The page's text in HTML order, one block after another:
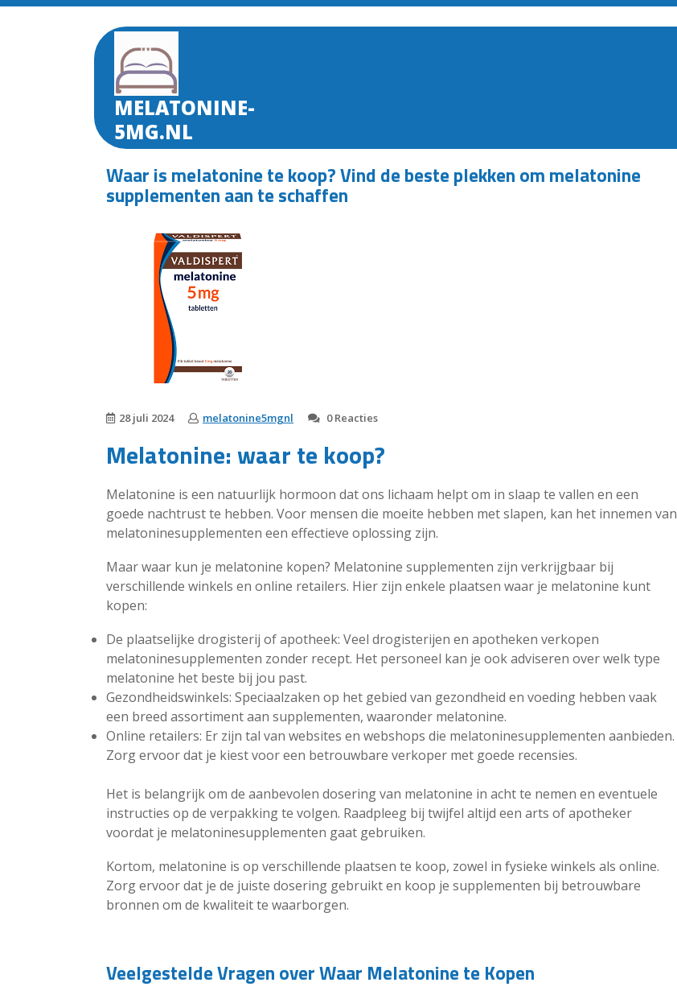
Skip
MELATONINE-
5MG.NL
Waar is melatonine te koop? Vind de beste plekken om melatonine
supplementen aan te schaffen
28 juli 2024 melatonine5mgnl 0 Reacties
Melatonine: waar te koop?
Melatonine is een natuurlijk hormoon dat ons lichaam helpt om in slaap te vallen en een
goede nachtrust te hebben. Voor mensen die moeite hebben met slapen, kan het innemen van
melatoninesupplementen een effectieve oplossing zijn.
Maar waar kun je melatonine kopen? Melatonine supplementen zijn verkrijgbaar bij
verschillende winkels en online retailers. Hier zijn enkele plaatsen waar je melatonine kunt
kopen:
De plaatselijke drogisterij of apotheek: Veel drogisterijen en apotheken verkopen
melatoninesupplementen zonder recept. Het personeel kan je ook adviseren over welk type
melatonine het beste bij jou past.
Gezondheidswinkels: Speciaalzaken op het gebied van gezondheid en voeding hebben vaak
een breed assortiment aan supplementen, waaronder melatonine.
Online retailers: Er zijn tal van websites en webshops die melatoninesupplementen aanbieden.
Zorg ervoor dat je kiest voor een betrouwbare verkoper met goede recensies.
Het is belangrijk om de aanbevolen dosering van melatonine in acht te nemen en eventuele
instructies op de verpakking te volgen. Raadpleeg bij twijfel altijd een arts of apotheker
voordat je melatoninesupplementen gaat gebruiken.
Kortom, melatonine is op verschillende plaatsen te koop, zowel in fysieke winkels als online.
Zorg ervoor dat je de juiste dosering gebruikt en koop je supplementen bij betrouwbare
bronnen om de kwaliteit te waarborgen.
Veelgestelde Vragen over Waar Melatonine te Kopen